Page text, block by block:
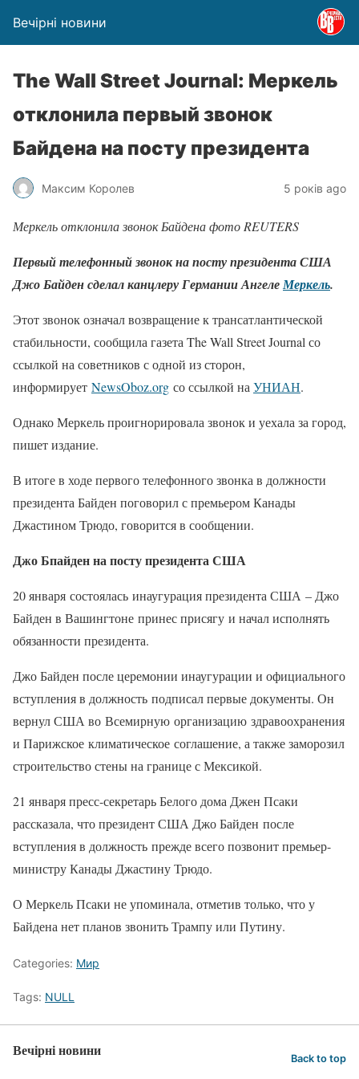
Вечірні новини
The Wall Street Journal: Меркель
отклонила первый звонок
Байдена на посту президента
Максим Королев 5 років ago
Меркель отклонила звонок Байдена фото REUTERS
Первый телефонный звонок на посту президента США
Джо Байден сделал канцлеру Германии АнгелеМеркель.
Этот звонок означал возвращение к трансатлантической
стабильности, сообщила газета The Wall Street Journal со
ссылкой на советников с одной из сторон,
информирует NewsOboz.org со ссылкой на УНИАН.
Однако Меркель проигнорировала звонок и уехала за город,
пишет издание.
В итоге в ходе первого телефонного звонка в должности
президента Байден поговорил с премьером Канады
Джастином Трюдо, говорится в сообщении.
Джо Бпайден на посту президента США
20 января состоялась инаугурация президента США – Джо
Байден в Вашингтоне принес присягу и начал исполнять
обязанности президента.
Джо Байден после церемонии инаугурации и официального
вступления в должность подписал первые документы. Он
вернул США во Всемирную организацию здравоохранения
и Парижское климатическое соглашение, а также заморозил
строительство стены на границе с Мексикой.
21 января пресс-секретарь Белого дома Джен Псаки
рассказала, что президент США Джо Байден после
вступления в должность прежде всего позвонит премьер-
министру Канады Джастину Трюдо.
О Меркель Псаки не упоминала, отметив только, что у
Байдена нет планов звонить Трампу или Путину.
Categories: Мир
Tags: NULL
Вечірні новини Back to top